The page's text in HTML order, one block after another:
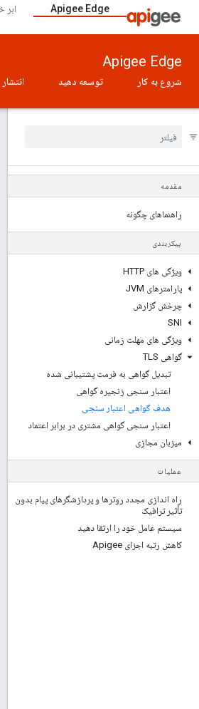
Apigee Edge
Apigee Edge
شروع به کار توسعه دهید انتشار
مقدمه
راهنماهای چگونه
پیکربندی
ویژگی های HTTP
پارامترهای JVM
چرخش گزارش
SNI
ویژگی های مهلت زمانی
گواهی TLS
تبدیل گواهی به فرمت پشتیبانی شده
اعتبار سنجی زنجیره گواهی
هدف گواهی اعتبار سنجی
اعتبار سنجی گواهی مشتری در برابر اعتماد
میزبان مجازی
عملیات
راه اندازی مجدد روترها و پردازشگرهای پیام بدون
تأثیر ترافیک
سیستم عامل خود را ارتقا دهید
کاهش رتبه اجزای Apigee